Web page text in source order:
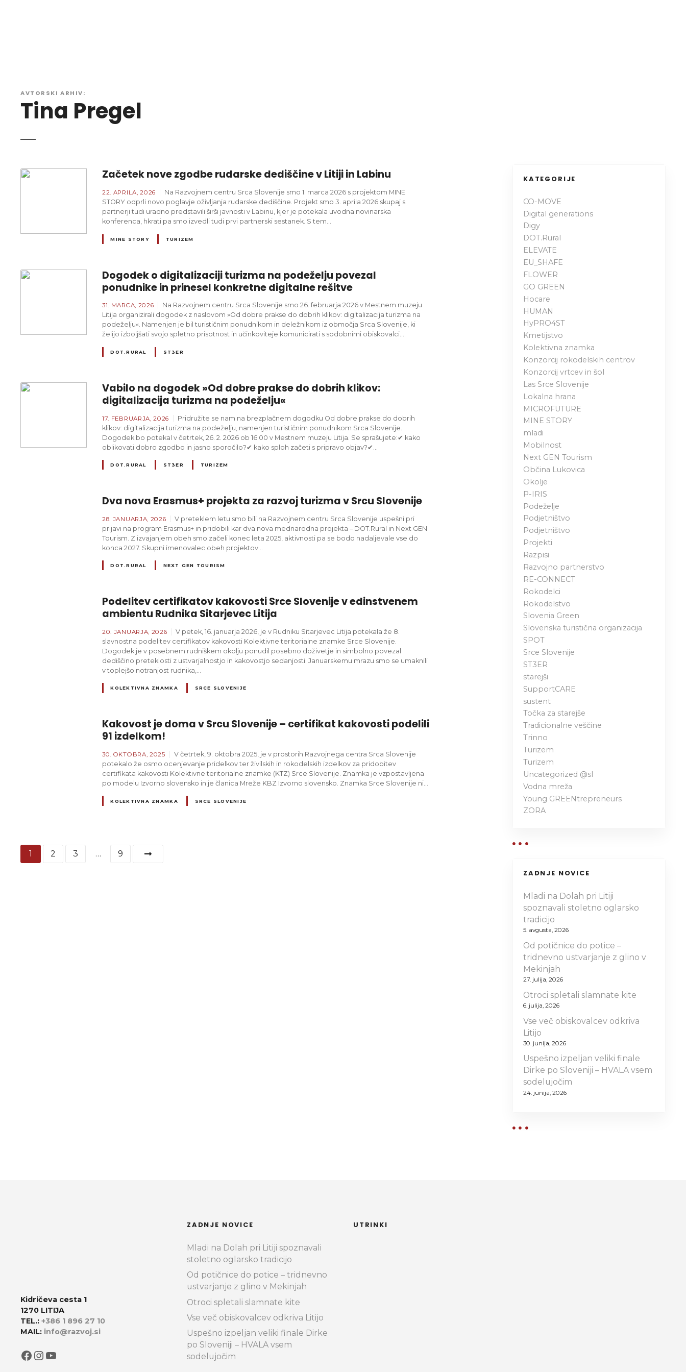
AVTORSKI ARHIV:
Tina Pregel
Začetek nove zgodbe rudarske dediščine v Litiji in Labinu
22. APRILA, 2026
Na Razvojnem centru Srca Slovenije smo 1. marca 2026 s projektom MINE
STORY odprli novo poglavje oživljanja rudarske dediščine. Projekt smo 3. aprila 2026 skupaj s
partnerji tudi uradno predstavili širši javnosti v Labinu, kjer je potekala uvodna novinarska
konferenca, hkrati pa smo izvedli tudi prvi partnerski sestanek. S tem…
MINE STORY TURIZEM
Dogodek o digitalizaciji turizma na podeželju povezal
ponudnike in prinesel konkretne digitalne rešitve
31. MARCA, 2026
Na Razvojnem centru Srca Slovenije smo 26. februarja 2026 v Mestnem muzeju
Litija organizirali dogodek z naslovom »Od dobre prakse do dobrih klikov: digitalizacija turizma na
podeželju«. Namenjen je bil turističnim ponudnikom in deležnikom iz območja Srca Slovenije, ki
želijo izboljšati svojo spletno prisotnost in učinkoviteje komunicirati s sodobnimi obiskovalci….
DOT.RURAL ST3ER
Vabilo na dogodek »Od dobre prakse do dobrih klikov:
digitalizacija turizma na podeželju«
17. FEBRUARJA, 2026
Pridružite se nam na brezplačnem dogodku Od dobre prakse do dobrih
klikov: digitalizacija turizma na podeželju, namenjen turističnim ponudnikom Srca Slovenije.
Dogodek bo potekal v četrtek, 26. 2. 2026 ob 16.00 v Mestnem muzeju Litija. Se sprašujete:✔ kako
oblikovati dobro zgodbo in jasno sporočilo?✔ kako sploh začeti s pripravo objav?✔…
DOT.RURAL ST3ER TURIZEM
Dva nova Erasmus+ projekta za razvoj turizma v Srcu Slovenije
28. JANUARJA, 2026
V preteklem letu smo bili na Razvojnem centru Srca Slovenije uspešni pri
prijavi na program Erasmus+ in pridobili kar dva nova mednarodna projekta – DOT.Rural in Next GEN
Tourism. Z izvajanjem obeh smo začeli konec leta 2025, aktivnosti pa se bodo nadaljevale vse do
konca 2027. Skupni imenovalec obeh projektov…
DOT.RURAL NEXT GEN TOURISM
Podelitev certifikatov kakovosti Srce Slovenije v edinstvenem
ambientu Rudnika Sitarjevec Litija
20. JANUARJA, 2026
V petek, 16. januarja 2026, je v Rudniku Sitarjevec Litija potekala že 8.
slavnostna podelitev certifikatov kakovosti Kolektivne teritorialne znamke Srce Slovenije.
Dogodek je v posebnem rudniškem okolju ponudil posebno doživetje in simbolno povezal
dediščino preteklosti z ustvarjalnostjo in kakovostjo sedanjosti. Januarskemu mrazu smo se umaknili
v toplejšo notranjost rudnika,…
KOLEKTIVNA ZNAMKA SRCE SLOVENIJE
Kakovost je doma v Srcu Slovenije – certifikat kakovosti podelili
91 izdelkom!
30. OKTOBRA, 2025
V četrtek, 9. oktobra 2025, je v prostorih Razvojnega centra Srca Slovenije
potekalo že osmo ocenjevanje pridelkov ter živilskih in rokodelskih izdelkov za pridobitev
certifikata kakovosti Kolektivne teritorialne znamke (KTZ) Srce Slovenije. Znamka je vzpostavljena
po modelu Izvorno slovensko in je članica Mreže KBZ Izvorno slovensko. Znamka Srce Slovenije ni…
KOLEKTIVNA ZNAMKA SRCE SLOVENIJE
N1 2 3 … 9
KATEGORIJE
CO-MOVE
Digital generations
Digy
DOT.Rural
ELEVATE
EU_SHAFE
FLOWER
GO GREEN
Hocare
HUMAN
HyPRO4ST
Kmetijstvo
Kolektivna znamka
Konzorcij rokodelskih centrov
Konzorcij vrtcev in šol
Las Srce Slovenije
Lokalna hrana
MICROFUTURE
MINE STORY
mladi
Mobilnost
Next GEN Tourism
Občina Lukovica
Okolje
P-IRIS
Podeželje
Podjetništvo
Podjetništvo
Projekti
Razpisi
Razvojno partnerstvo
RE-CONNECT
Rokodelci
Rokodelstvo
Slovenia Green
Slovenska turistična organizacija
SPOT
Srce Slovenije
ST3ER
starejši
SupportCARE
sustent
Točka za starejše
Tradicionalne veščine
Trinno
Turizem
Turizem
Uncategorized @sl
Vodna mreža
Young GREENtrepreneurs
ZORA
ZADNJE NOVICE
Mladi na Dolah pri Litiji
spoznavali stoletno oglarsko
tradicijo
5. avgusta, 2026
Od potičnice do potice –
tridnevno ustvarjanje z glino v
Mekinjah
27. julija, 2026
Otroci spletali slamnate kite
6. julija, 2026
Vse več obiskovalcev odkriva
Litijo
30. junija, 2026
Uspešno izpeljan veliki finale
Dirke po Sloveniji – HVALA vsem
sodelujočim
24. junija, 2026
Kidričeva cesta 1
1270 LITIJA
TEL.: +386 1 896 27 10
MAIL: info@razvoj.si
Facebook InstagramYouTube
ZADNJE NOVICE
Mladi na Dolah pri Litiji spoznavali
stoletno oglarsko tradicijo
Od potičnice do potice – tridnevno
ustvarjanje z glino v Mekinjah
Otroci spletali slamnate kite
Vse več obiskovalcev odkriva Litijo
Uspešno izpeljan veliki finale Dirke
po Sloveniji – HVALA vsem
sodelujočim
UTRINKI